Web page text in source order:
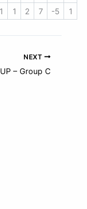
1 1 2 7 -5 1
NEXT
– Group C